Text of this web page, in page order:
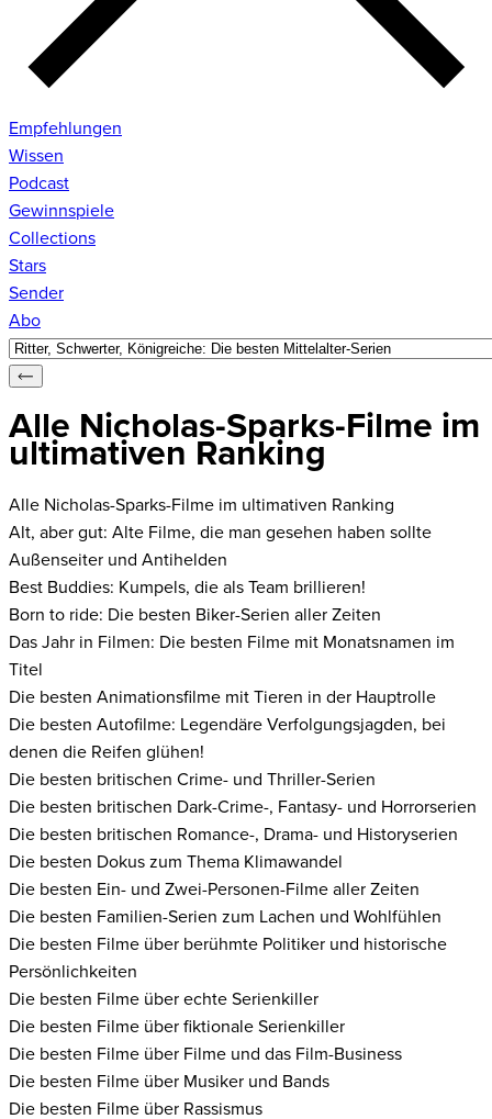
Empfehlungen
Wissen
Podcast
Gewinnspiele
Collections
Stars
Sender
Abo
Alle Nicholas-Sparks-Filme im
ultimativen Ranking
Alle Nicholas-Sparks-Filme im ultimativen Ranking
Alt, aber gut: Alte Filme, die man gesehen haben sollte
Außenseiter und Antihelden
Best Buddies: Kumpels, die als Team brillieren!
Born to ride: Die besten Biker-Serien aller Zeiten
Das Jahr in Filmen: Die besten Filme mit Monatsnamen im
Titel
Die besten Animationsfilme mit Tieren in der Hauptrolle
Die besten Autofilme: Legendäre Verfolgungsjagden, bei
denen die Reifen glühen!
Die besten britischen Crime- und Thriller-Serien
Die besten britischen Dark-Crime-, Fantasy- und Horrorserien
Die besten britischen Romance-, Drama- und Historyserien
Die besten Dokus zum Thema Klimawandel
Die besten Ein- und Zwei-Personen-Filme aller Zeiten
Die besten Familien-Serien zum Lachen und Wohlfühlen
Die besten Filme über berühmte Politiker und historische
Persönlichkeiten
Die besten Filme über echte Serienkiller
Die besten Filme über fiktionale Serienkiller
Die besten Filme über Filme und das Film-Business
Die besten Filme über Musiker und Bands
Die besten Filme über Rassismus